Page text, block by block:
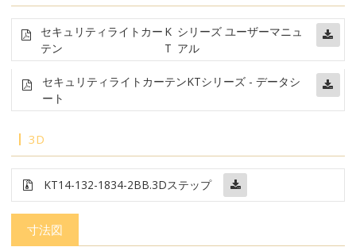
セキュリティライトカー
テン
K
T
シリーズ ユーザーマニュ
アル
セキュリティライトカーテンKTシリーズ - データシ
ート
3D
KT14-132-1834-2BB.3Dステップ
寸法図